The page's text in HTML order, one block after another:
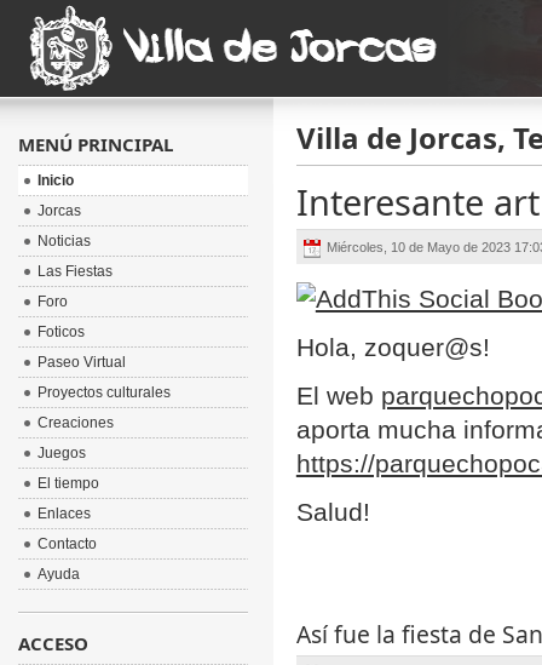
Villa de Jorcas,
Interesante
Miércoles, 10 de Mayo de 2023
Hola, zoquer@s!
El web
aporta mucha
https://
Salud!
Así fue la fiesta de
MENÚ PRINCIPAL
Inicio
Jorcas
Noticias
Las Fiestas
Foro
Foticos
Paseo Virtual
Proyectos culturales
Creaciones
Juegos
El tiempo
Enlaces
Contacto
Ayuda
ACCESO